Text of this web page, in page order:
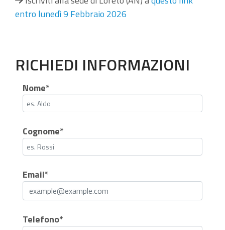
entro lunedì 9 Febbraio 2026
RICHIEDI INFORMAZIONI
Nome*
Cognome*
Email*
Telefono*